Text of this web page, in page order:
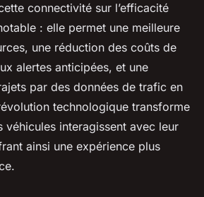
connectivité sur l’efficacité
: elle permet une meilleure
une réduction des coûts de
alertes anticipées, et une
par des données de trafic en
technologique transforme
véhicules interagissent avec leur
ainsi une expérience plus